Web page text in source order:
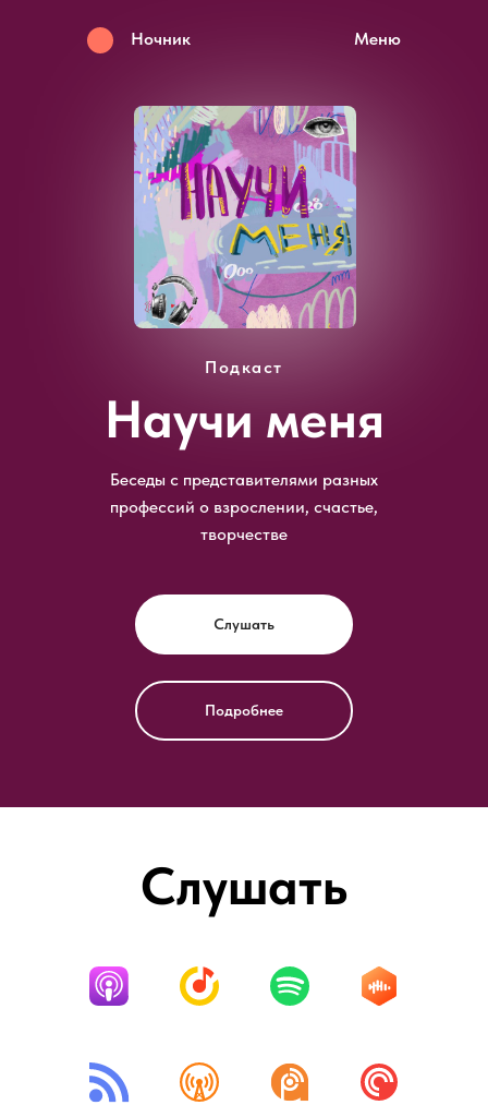
Научи меня
Ночник
Беседы с представителями разных
профессий о взрослении, счастье,
творчестве
Подкаст
Слушать
Меню
Подробнее
Слушать